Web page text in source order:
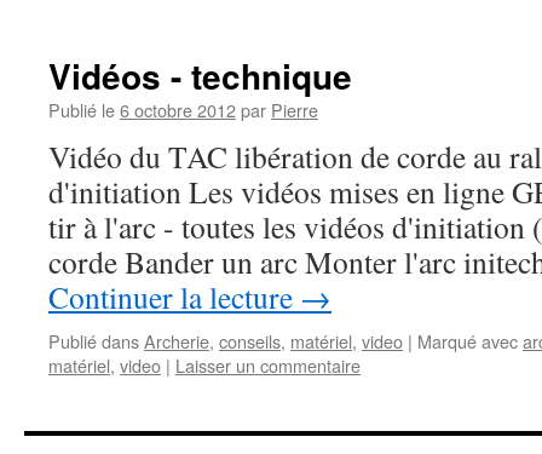
Vidéos - technique
Publié le6 octobre 2012par Pierre
Vidéo du TAC libération de corde au
d'initiation Les vidéos mises en ligne
tir à l'arc - toutes les vidéos d'initiation
corde Bander un arc Monter l'arc
Continuer la lecture →
Publié dansArcherie, conseils, matériel, video | Marqué avec
matériel, video | Laisser un commentaire